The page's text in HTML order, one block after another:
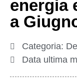
energia
a
Categoria:
Data ultima